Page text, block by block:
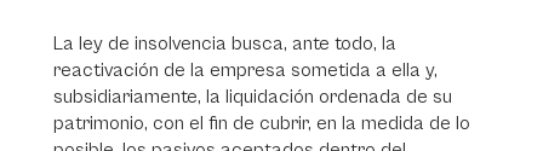
La ley de insolvencia busca, ante todo, la
reactivación de la empresa sometida a ella y,
subsidiariamente, la liquidación ordenada de su
patrimonio, con el fin de cubrir, en la medida de lo